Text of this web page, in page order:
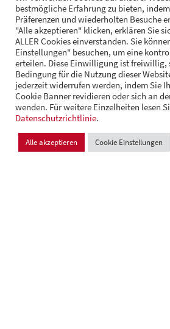
FOLGE UNS
© Andrä Consulting Datenschutz
Cookie Einstellungen
Design und Entwicklung:VI BRAND STUDIOS
bestmögliche Erfahrung zu bieten,
Präferenzen und wiederholten Besuche
"Alle akzeptieren" klicken, erklären Sie
ALLER Cookies einverstanden. Sie
Einstellungen" besuchen, um eine
erteilen. Diese Einwilligung ist freiwillig,
Bedingung für die Nutzung dieser
jederzeit widerrufen werden, indem Sie
Cookie Banner revidieren oder sich an
wenden. Für weitere Einzelheiten lesen
Datenschutzrichtlinie.
Alle akzeptieren Cookie Einstellungen